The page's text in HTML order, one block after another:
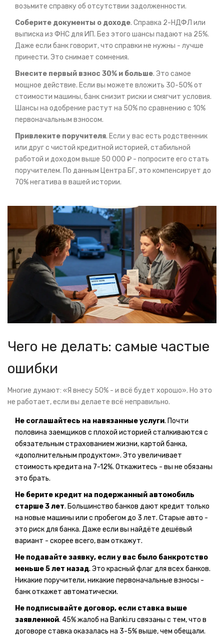
возьмите справку об отсутствии задолженности.
Соберите документы о доходе. Справка 2-НДФЛ или
выписка из ФНС для ИП. Без этого шансы падают на 25%.
Даже если банк говорит, что справки не нужны - лучше
принести. Это снимает сомнения.
Внесите первый взнос 30% и больше. Это самое
мощное действие. Если вы можете вложить 30-50% от
стоимости машины, банк снизит риски и смягчит условия.
Шансы на одобрение растут на 50% по сравнению с 10%
первоначальным взносом.
Привлеките поручителя. Если у вас есть родственник
или друг с чистой кредитной историей, стабильной
работой и доходом выше 50 000 ₽ - попросите его стать
поручителем. По данным Центра БГ, это компенсирует до
70% негатива в вашей истории.
Чего не делать: самые частые
ошибки
Многие думают: «Я внесу 50% - и всё будет хорошо». Но это
не работает, если вы делаете всё неправильно.
Не соглашайтесь на навязанные услуги. Почти
половина заемщиков с плохой историей сталкиваются с
обязательным страхованием жизни, картой банка,
«дополнительным продуктом». Это увеличивает
стоимость кредита на 7-12%. Откажитесь - вы не обязаны
это брать.
Не берите кредит на подержанный автомобиль
старше 3 лет. Большинство банков дают кредит только
на новые машины или с пробегом до 3 лет. Старые авто -
это риск для банка. Даже если вы найдёте дешёвый
вариант - скорее всего, вам откажут.
Не подавайте заявку, если у вас было банкротство
меньше 5 лет назад. Это красный флаг для всех банков.
Никакие поручители, никакие первоначальные взносы -
банк откажет автоматически.
Не подписывайте договор, если ставка выше
заявленной. 45% жалоб на Banki.ru связаны с тем, что в
договоре ставка оказалась на 3-5% выше, чем обещали.